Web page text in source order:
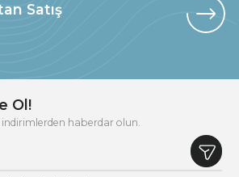
Satış
Ol!
haberdar olun.